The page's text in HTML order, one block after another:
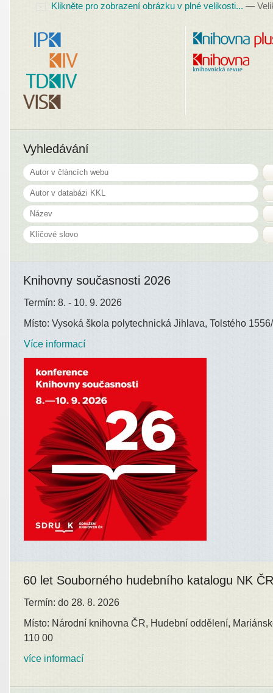
Klikněte pro zobrazení obrázku v plné velikosti... —
Vyhledávání
Knihovny současnosti 2026
Termín: 8. - 10. 9. 2026
Místo: Vysoká škola polytechnická Jihlava, Tolstého
Více informací
60 let Souborného hudebního katalogu NK ČR
Termín: do 28. 8. 2026
Místo: Národní knihovna ČR, Hudební oddělení,
110 00
více informací